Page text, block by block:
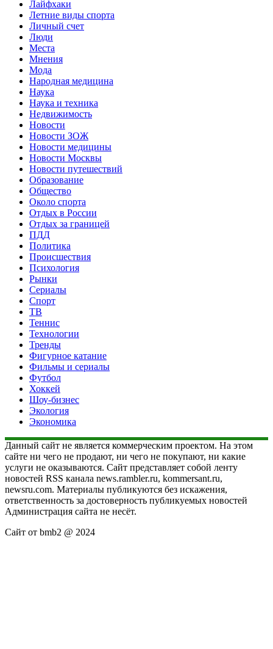
Лайфхаки
Летние виды спорта
Личный счет
Люди
Места
Мнения
Мода
Народная медицина
Наука
Наука и техника
Недвижимость
Новости
Новости ЗОЖ
Новости медицины
Новости Москвы
Новости путешествий
Образование
Общество
Около спорта
Отдых в России
Отдых за границей
ПДД
Политика
Происшествия
Психология
Рынки
Сериалы
Спорт
ТВ
Теннис
Технологии
Тренды
Фигурное катание
Фильмы и сериалы
Футбол
Хоккей
Шоу-бизнес
Экология
Экономика
Данный сайт не является коммерческим проектом. На этом
сайте ни чего не продают, ни чего не покупают, ни какие
услуги не оказываются. Сайт представляет собой ленту
новостей RSS канала news.rambler.ru, kommersant.ru,
newsru.com. Материалы публикуются без искажения,
ответственность за достоверность публикуемых новостей
Администрация сайта не несёт.
Сайт от bmb2 @ 2024